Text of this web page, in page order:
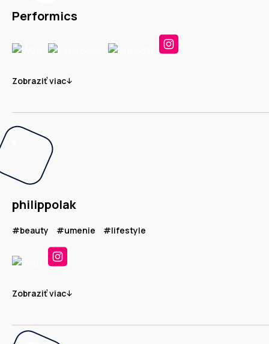
Performics
Zobraziť viac
philippolak
#beauty #umenie #lifestyle
Zobraziť viac